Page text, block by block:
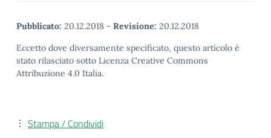
Pubblicato: 20.12.2018 - Revisione: 20.12.2018
Eccetto dove diversamente specificato, questo articolo è
stato rilasciato sotto Licenza Creative Commons
Attribuzione 4.0 Italia.
Stampa / Condividi